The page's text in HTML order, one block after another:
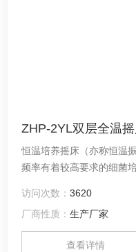
ZHP-2YL双层全温
恒温培养摇床（亦称恒温
频率有着较高要求的细菌
品、环保等研究应用领域
访问次数：3620
厂商性质：生产厂家
查看详情